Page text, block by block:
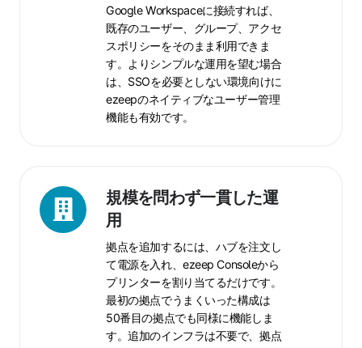
Google Workspaceに接続すれば、
既存のユーザー、グループ、アクセ
スポリシーをそのまま利用できま
す。よりシンプルな運用を望む場合
は、SSOを必要としない環境向けに
ezeepのネイティブなユーザー管理
機能も有効です。
用
で
き
規模を問わず一貫した運
用
拠点を追加するには、ハブを注文し
て電源を入れ、ezeep Consoleから
プリンターを割り当てるだけです。
最初の拠点でうまくいった構成は
50番目の拠点でも同様に機能しま
す。追加のインフラは不要で、拠点
規
模
を